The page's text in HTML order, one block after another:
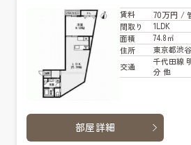
賃料 70万円 /
間取り
1LDK
面積
74.8㎡
住所
東京都渋
交通
千代田線
分 他
部屋詳細